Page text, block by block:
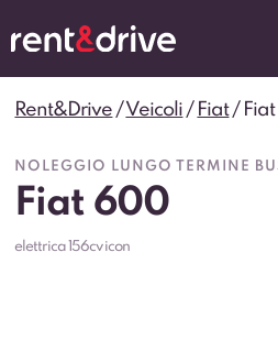
al
contenuto
Rent&Drive /Veicoli / Fiat/
NOLEGGIO LUNGO TERMINE
Fiat 600
elettrica 156cv icon